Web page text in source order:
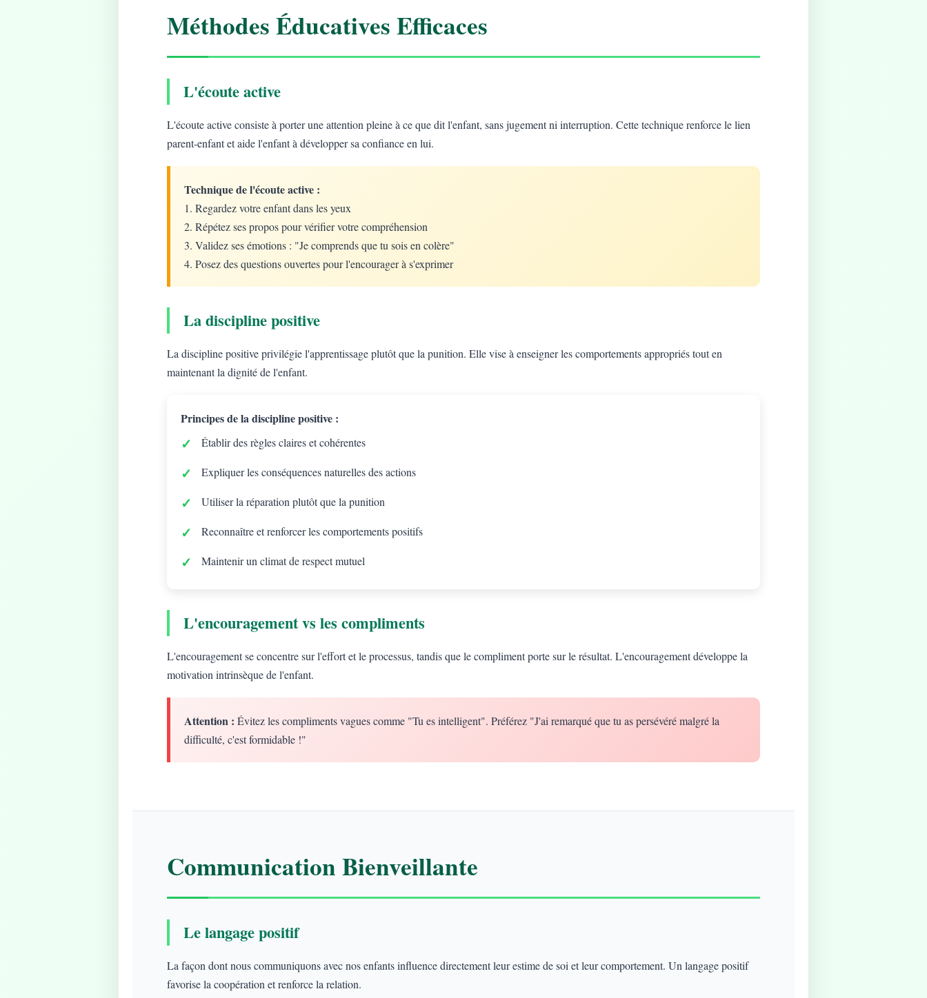
Méthodes Éducatives Efficaces
L'écoute active
L'écoute active consiste à porter une attention pleine à ce que dit l'enfant, sans jugement ni interruption. Cette technique renforce le lien
parent-enfant et aide l'enfant à développer sa confiance en lui.
Technique de l'écoute active :
1. Regardez votre enfant dans les yeux
2. Répétez ses propos pour vérifier votre compréhension
3. Validez ses émotions : "Je comprends que tu sois en colère"
4. Posez des questions ouvertes pour l'encourager à s'exprimer
La discipline positive
La discipline positive privilégie l'apprentissage plutôt que la punition. Elle vise à enseigner les comportements appropriés tout en
maintenant la dignité de l'enfant.
Principes de la discipline positive :
Établir des règles claires et cohérentes
Expliquer les conséquences naturelles des actions
Utiliser la réparation plutôt que la punition
Reconnaître et renforcer les comportements positifs
Maintenir un climat de respect mutuel
L'encouragement vs les compliments
L'encouragement se concentre sur l'effort et le processus, tandis que le compliment porte sur le résultat. L'encouragement développe la
motivation intrinsèque de l'enfant.
Attention : Évitez les compliments vagues comme "Tu es intelligent". Préférez "J'ai remarqué que tu as persévéré malgré la
difficulté, c'est formidable !"
Communication Bienveillante
Le langage positif
La façon dont nous communiquons avec nos enfants influence directement leur estime de soi et leur comportement. Un langage positif
favorise la coopération et renforce la relation.